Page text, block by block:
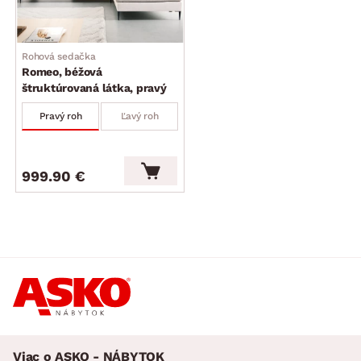
Rohová sedačka
Romeo, béžová
štruktúrovaná látka, pravý
roh
Pravý roh Ľavý roh
999.90 €
Viac o ASKO - NÁBYTOK